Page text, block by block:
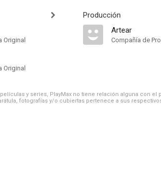
Producción
Artear
Compañía de
y series, PlayMax no tiene relación alguna con el
fotografías y/o cubiertas pertenece a sus